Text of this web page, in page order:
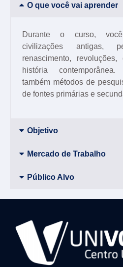
O que você vai aprender
Durante o curso,
civilizações antigas,
renascimento,
história
também métodos de
de fontes primárias e
Objetivo
Mercado de Trabalho
Público Alvo